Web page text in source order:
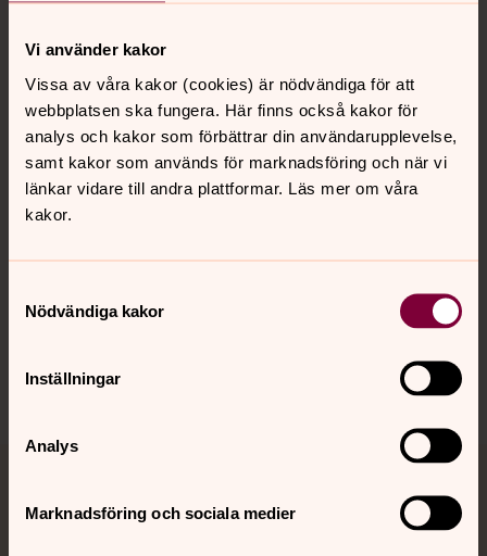
Vi använder kakor
Vissa av våra kakor (cookies) är nödvändiga för att
webbplatsen ska fungera. Här finns också kakor för
analys och kakor som förbättrar din användarupplevelse,
samt kakor som används för marknadsföring och när vi
länkar vidare till andra plattformar. Läs mer om våra
kakor.
Nödvändiga kakor
Inställningar
Analys
Marknadsföring och sociala medier
Kontakt
Kalender
Sociala kanaler